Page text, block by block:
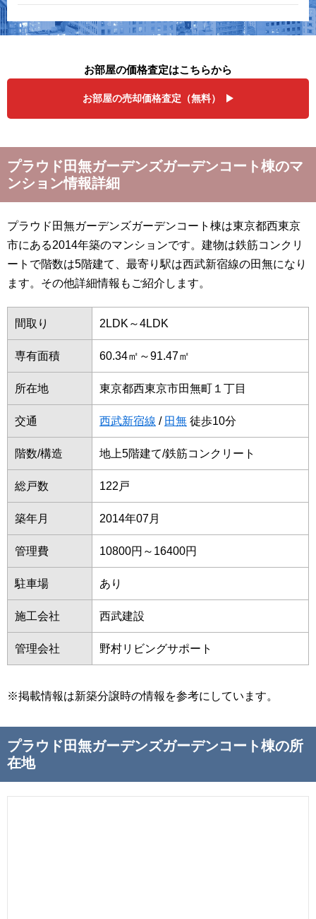
お部屋の価格査定はこちらから
お部屋の売却価格査定（無料）
プラウド田無ガーデンズガーデンコート棟のマ
ンション情報詳細
プラウド田無ガーデンズガーデンコート棟は東京都西東京
市にある2014年築のマンションです。建物は鉄筋コンクリ
ートで階数は5階建て、最寄り駅は西武新宿線の田無になり
ます。その他詳細情報もご紹介します。
間取り 2LDK～4LDK
専有面積 60.34㎡～91.47㎡
所在地 東京都西東京市田無町１丁目
交通 西武新宿線 / 田無 徒歩10分
階数/構造 地上5階建て/鉄筋コンクリート
総戸数 122戸
築年月 2014年07月
管理費 10800円～16400円
駐車場 あり
施工会社 西武建設
管理会社 野村リビングサポート
※掲載情報は新築分譲時の情報を参考にしています。
プラウド田無ガーデンズガーデンコート棟の所
在地